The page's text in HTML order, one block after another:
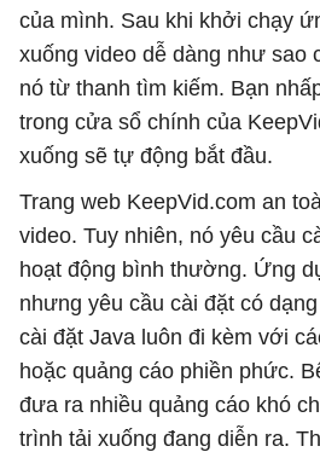
của mình. Sau khi khởi chạy
xuống video dễ dàng như sao
nó từ thanh tìm kiếm. Bạn
trong cửa sổ chính của
xuống sẽ tự động bắt đầu.
Trang web KeepVid.com an
video. Tuy nhiên, nó yêu cầu
hoạt động bình thường. Ứng
nhưng yêu cầu cài đặt có
cài đặt Java luôn đi kèm với
hoặc quảng cáo phiền phức.
đưa ra nhiều quảng cáo khó
trình tải xuống đang diễn ra.